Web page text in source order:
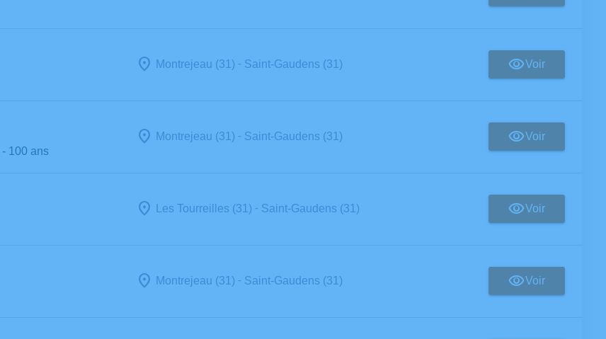
Montrejeau (31) - Saint-Gaudens (31) Voir
- 100 ans
Montrejeau (31) - Saint-Gaudens (31) Voir
Les Tourreilles (31) - Saint-Gaudens (31) Voir
Montrejeau (31) - Saint-Gaudens (31) Voir